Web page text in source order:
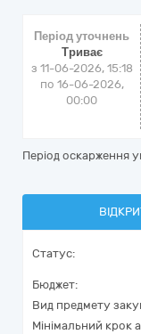
Період уточнень
Триває
з 11-06-2026, 15:18
по 16-06-2026,
00:00
Період оскарження
Статус:
Бюджет:
Вид предмету
Мінімальний крок